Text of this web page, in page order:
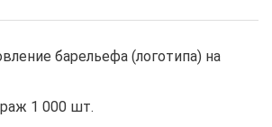
барельефа (логотипа) на
1 000 шт.